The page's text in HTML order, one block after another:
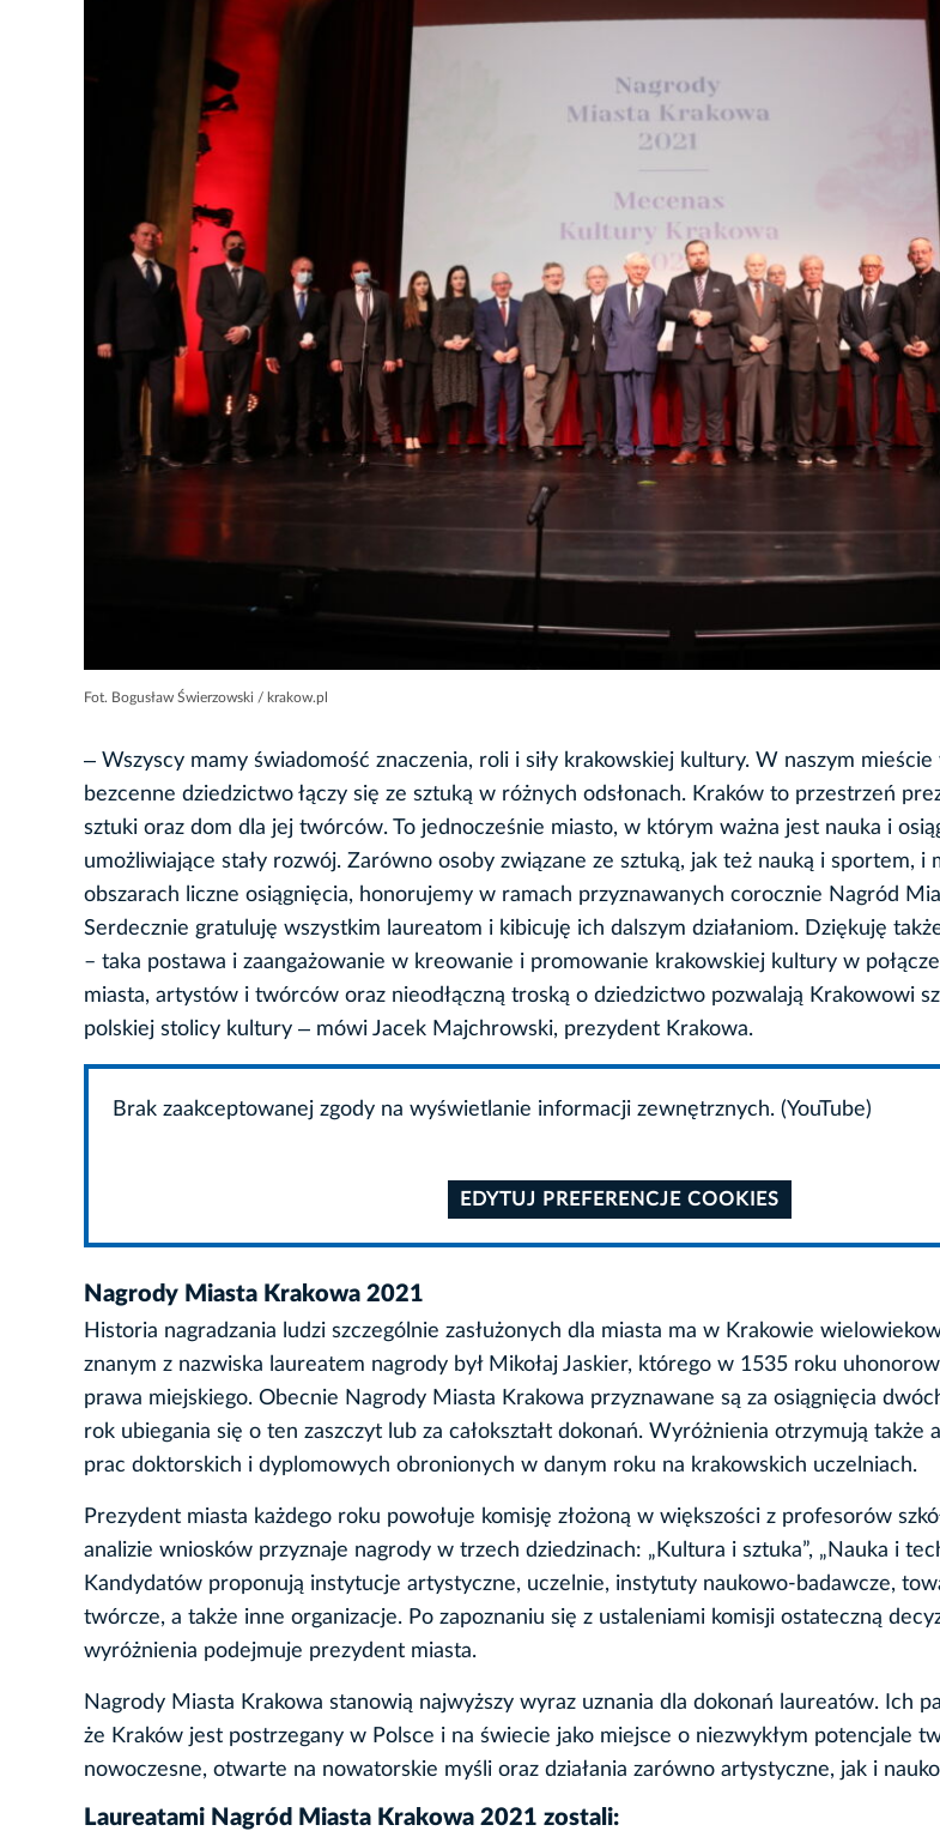
Fot. Bogusław Świerzowski / krakow.pl
‒ Wszyscy mamy świadomość znaczenia, roli i siły krakowskiej kultury. W naszym
bezcenne dziedzictwo łączy się ze sztuką w różnych odsłonach. Kraków to przestrzeń
sztuki oraz dom dla jej twórców. To jednocześnie miasto, w którym ważna jest nauka i
umożliwiające stały rozwój. Zarówno osoby związane ze sztuką, jak też nauką i sportem, i
obszarach liczne osiągnięcia, honorujemy w ramach przyznawanych corocznie Nagród
Serdecznie gratuluję wszystkim laureatom i kibicuję ich dalszym działaniom. Dziękuję
– taka postawa i zaangażowanie w kreowanie i promowanie krakowskiej kultury w
miasta, artystów i twórców oraz nieodłączną troską o dziedzictwo pozwalają Krakowowi
polskiej stolicy kultury ‒ mówi Jacek Majchrowski, prezydent Krakowa.
Brak zaakceptowanej zgody na wyświetlanie informacji zewnętrznych. (YouTube)
EDYTUJ PREFERENCJE COOKIES
Nagrody Miasta Krakowa 2021
Historia nagradzania ludzi szczególnie zasłużonych dla miasta ma w Krakowie
znanym z nazwiska laureatem nagrody był Mikołaj Jaskier, którego w 1535 roku
prawa miejskiego. Obecnie Nagrody Miasta Krakowa przyznawane są za osiągnięcia
rok ubiegania się o ten zaszczyt lub za całokształt dokonań. Wyróżnienia otrzymują także
prac doktorskich i dyplomowych obronionych w danym roku na krakowskich uczelniach.
Prezydent miasta każdego roku powołuje komisję złożoną w większości z profesorów
analizie wniosków przyznaje nagrody w trzech dziedzinach: „Kultura i sztuka”, „Nauka i
Kandydatów proponują instytucje artystyczne, uczelnie, instytuty naukowo-badawcze,
twórcze, a także inne organizacje. Po zapoznaniu się z ustaleniami komisji ostateczną
wyróżnienia podejmuje prezydent miasta.
Nagrody Miasta Krakowa stanowią najwyższy wyraz uznania dla dokonań laureatów. Ich
że Kraków jest postrzegany w Polsce i na świecie jako miejsce o niezwykłym potencjale
nowoczesne, otwarte na nowatorskie myśli oraz działania zarówno artystyczne, jak i
Laureatami Nagród Miasta Krakowa 2021 zostali: